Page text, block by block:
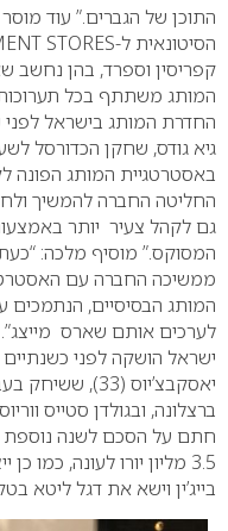
התוכן של הגברים.” עוד
קפריסין וספרד, בהן נחשב
המותג משתתף בכל
החדרת המותג בישראל
גיא גודס, שחקן הכדורסל
באסטרטגיית המותג הפונה
החליטה החברה להמשיך
גם לקהל צעיר יותר
המסוקס.” מוסיף מלכה:
המותג הבסיסיים, הנתמכים
לערכים אותם שארס מייצג”.
ישראל הושקה לפני כשנתיים ומונה 31 סניפים
יאסקבצ’יוס
חתם על הסכם לשנה נוספת
3.5 מליון יורו לעונה,
בייג’ין וישא את דגל ליטא